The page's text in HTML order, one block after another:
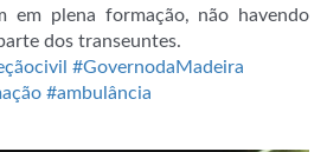
em plena formação, não havendo
dos transeuntes.
#GovernodaMadeira
#ambulância